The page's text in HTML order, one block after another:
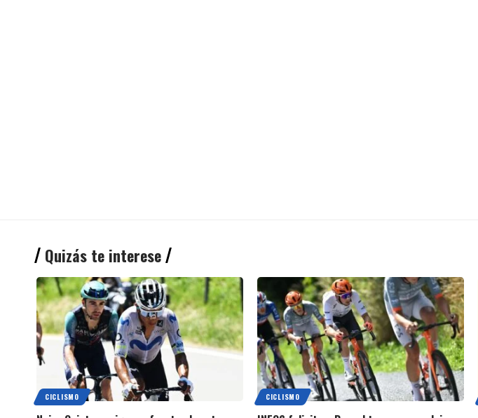
Quizás te interese
CICLISMO CICLISMO